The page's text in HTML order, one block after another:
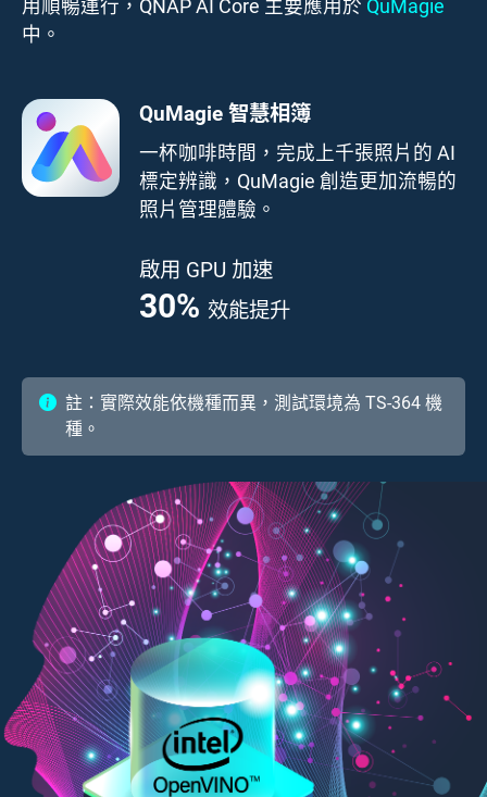
用順暢運行，QNAP AI Core 主要應用於 QuMagie
中。
QuMagie 智慧相簿
一杯咖啡時間，完成上千張照片的 AI
標定辨識，QuMagie 創造更加流暢的
照片管理體驗。
啟用 GPU 加速
41.7 %效能提升
註：實際效能依機種而異，測試環境為 TS-364 機
種。